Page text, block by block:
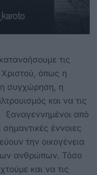
τις
όπως η
συγχώρηση, η
και να τις
από
έννοιες
την οικογένεια
των ανθρώπων. Τόσο
και να τις